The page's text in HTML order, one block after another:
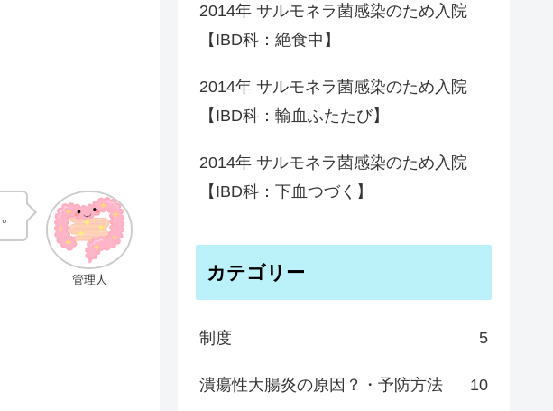
管理人
。
2014年 サルモネラ菌感染のため入院
【IBD科：絶食中】
2014年 サルモネラ菌感染のため入院
【IBD科：輸血ふたたび】
2014年 サルモネラ菌感染のため入院
【IBD科：下血つづく】
カテゴリー
制度 5
潰瘍性大腸炎の原因？・予防方法 10